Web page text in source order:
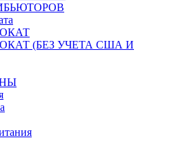
(БЕЗ УЧЕТА США И